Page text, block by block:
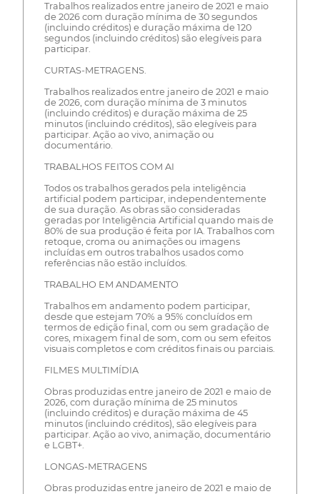
Trabalhos realizados entre janeiro de 2021 e maio
de 2026 com duração mínima de 30 segundos
(incluindo créditos) e duração máxima de 120
segundos (incluindo créditos) são elegíveis para
participar.
CURTAS-METRAGENS.
Trabalhos realizados entre janeiro de 2021 e maio
de 2026, com duração mínima de 3 minutos
(incluindo créditos) e duração máxima de 25
minutos (incluindo créditos), são elegíveis para
participar. Ação ao vivo, animação ou
documentário.
TRABALHOS FEITOS COM AI
Todos os trabalhos gerados pela inteligência
artificial podem participar, independentemente
de sua duração. As obras são consideradas
geradas por Inteligência Artificial quando mais de
80% de sua produção é feita por IA. Trabalhos com
retoque, croma ou animações ou imagens
incluídas em outros trabalhos usados como
referências não estão incluídos.
TRABALHO EM ANDAMENTO
Trabalhos em andamento podem participar,
desde que estejam 70% a 95% concluídos em
termos de edição final, com ou sem gradação de
cores, mixagem final de som, com ou sem efeitos
visuais completos e com créditos finais ou parciais.
FILMES MULTIMÍDIA
Obras produzidas entre janeiro de 2021 e maio de
2026, com duração mínima de 25 minutos
(incluindo créditos) e duração máxima de 45
minutos (incluindo créditos), são elegíveis para
participar. Ação ao vivo, animação, documentário
e LGBT+.
LONGAS-METRAGENS
Obras produzidas entre janeiro de 2021 e maio de